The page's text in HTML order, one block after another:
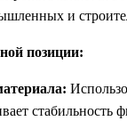
и
позиции:
стабильность